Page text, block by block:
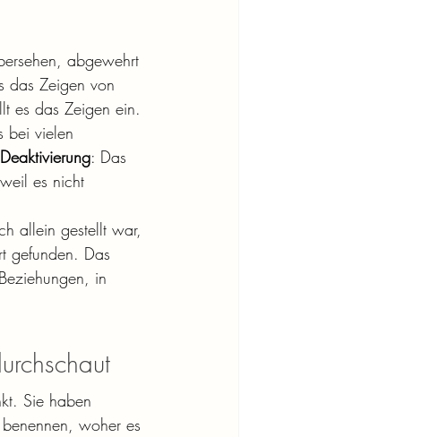
abgewehrt
das Zeigen von
es das Zeigen ein.
bei vielen
Deaktivierung: Das
es nicht
allein gestellt war,
gefunden. Das
in
Sie haben
woher es